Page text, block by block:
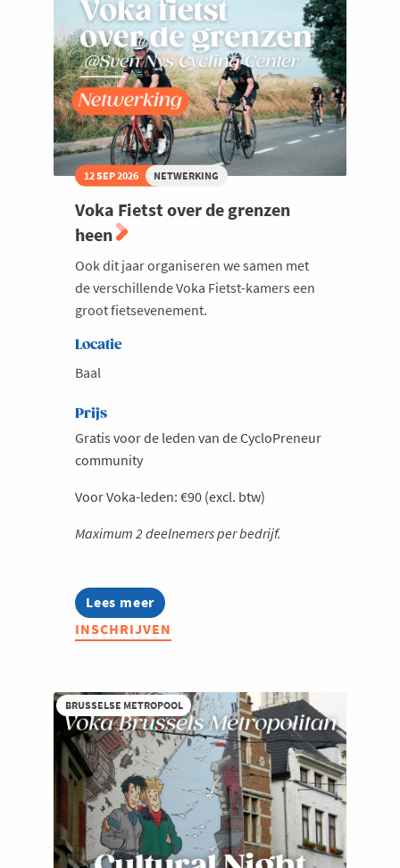
De
Vlaamse
Waterweg
12 SEP 2026 NETWERKING
Voka Fietst over de grenzen
heen
Ook dit jaar organiseren we samen met
de verschillende Voka Fietst-kamers een
groot fietsevenement.
Locatie
Baal
Prijs
Gratis voor de leden van de CycloPreneur
community
Voor Voka-leden: €90 (excl. btw)
Maximum 2 deelnemers per bedrijf.
Lees meer
about
Voka
Fietst
heen
INSCHRIJVEN
BRUSSELSE METROPOOL